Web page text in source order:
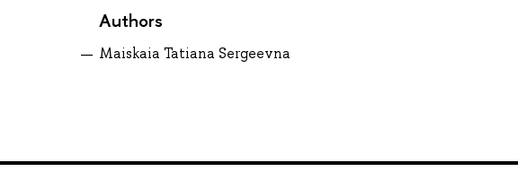
Authors
Maiskaia Tatiana Sergeevna